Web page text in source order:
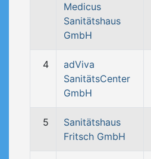
Medicus
Sanitätshaus
GmbH
4
adViva
SanitätsCenter
GmbH
5
Sanitätshaus
Fritsch GmbH